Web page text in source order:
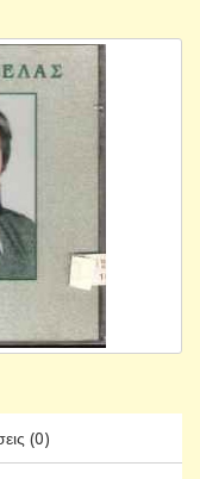
(0)